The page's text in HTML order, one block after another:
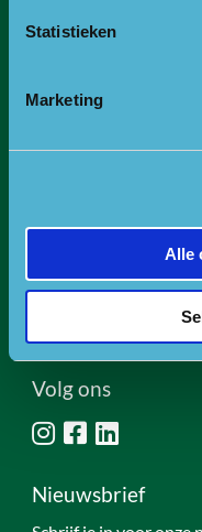
Statistieken
Marketing
Alle
Landgoed Zonheuvel -
3941 EP Doorn
RSIN nummer:
KVK nummer:
BTW nummer: 8188
Volg ons
Nieuwsbrief